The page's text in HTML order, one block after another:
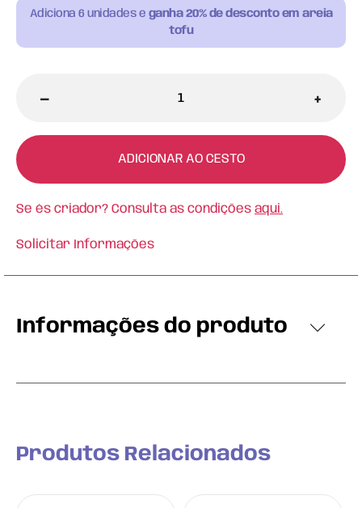
Adiciona 6 unidades e ganha 20% de desconto em areia
tofu
- +
ADICIONAR AO CESTO
Se és criador? Consulta as condições aqui.
Solicitar Informações
Informações do produto
Produtos Relacionados